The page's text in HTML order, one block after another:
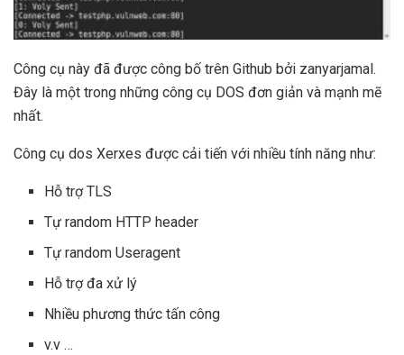
Công cụ này đã được công bố trên Github bởi zanyarjamal.
Đây là một trong những công cụ DOS đơn giản và mạnh mẽ
nhất.
Công cụ dos Xerxes được cải tiến với nhiều tính năng như:
Hỗ trợ TLS
Tự random HTTP header
Tự random Useragent
Hỗ trợ đa xử lý
Nhiều phương thức tấn công
v.v …